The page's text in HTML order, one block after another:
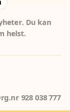
Du kan
helst.
928 038 777